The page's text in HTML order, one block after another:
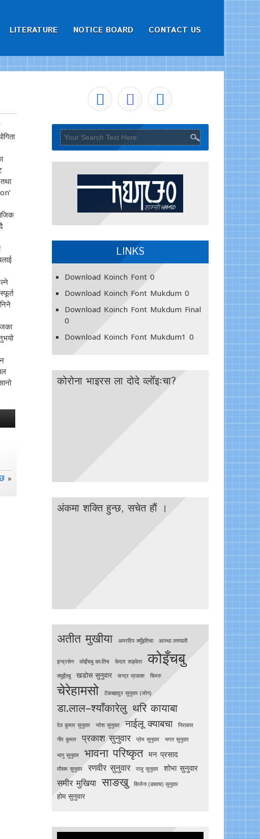
LITERATURE NOTICE BOARD CONTACT US
»
LINKS
Download Koinch Font0
Download Koinch Font Mukdum 0
Download Koinch Font Mukdum Final
0
Download Koinch Font Mukdum1 0
कोरोना भाइरस ला दोदे व्लोँइःचा?
अंकमा शक्ति हुन्छ, सचेत हाैं ।
अतीत मुखीया अमरदिप क्युँइतिचा आस्था लस्पाली
इन्द्रसेन काेइँचबु काःतिच केदार सङ्केत कोइँचबु
क्युइँतबु खडोस सुनुवार चन्द्र प्रकाश चिमरु
चेरेहामसो टेकबहादुर सुनुवार (जोन)
डा.लाल–श्याँकारेलु थरि कायाबा
देव कुमार सुनुवार नरेश सुनुवार नाईलू क्याबचा
निराकार
नीर कुमार
प्रकाश सुनुवार प्रेम सुनुवार भगत सुनुवार
भानु सुनुवार भावना परिष्कृत मन प्रसाद
मौसम सुनुवार रणवीर सुनुवार राजु सुनुवार शोभा सुनुवार
समीर मुखिया साङखु सिर्जना (ङावाच) सुनुवार
होम सुनुवार